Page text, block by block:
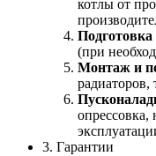
котлы от
Подготовка
(при
Монтаж и
радиаторов,
3. Гарантии